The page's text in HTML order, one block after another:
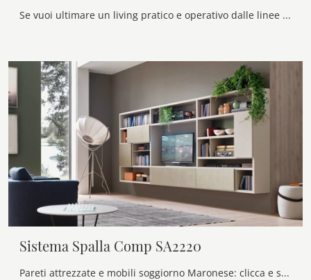
Se vuoi ultimare un living pratico e operativo dalle linee moderne, ti presentiamo la parete attrezzata Sistema Spalla Comp SA2211 Maronese.
Sistema Spalla Comp SA2220
Pareti attrezzate e mobili soggiorno Maronese: clicca e scopri il modello Sistema Spalla Comp SA2220 e potrai impreziosire stanze moderne di ogni ...